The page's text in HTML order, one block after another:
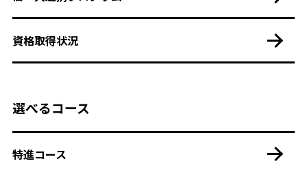
資格取得状況
選べるコース
特進コース